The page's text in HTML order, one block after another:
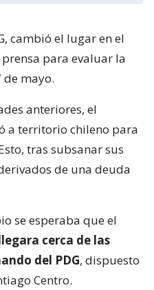
cambió el lugar en el
para evaluar la
de mayo.
anteriores, el
a territorio chileno para
tras subsanar sus
de una deuda
se esperaba que el
cerca de las
del PDG, dispuesto
Centro.